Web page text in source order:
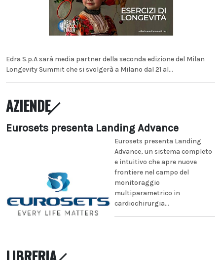
Edra S.p.A sarà media partner della seconda edizione del Milan
Longevity Summit che si svolgerà a Milano dal 21 al...
AZIENDE
Eurosets presenta Landing Advance
Eurosets presenta Landing
Advance, un sistema completo
e intuitivo che apre nuove
frontiere nel campo del
monitoraggio
multiparametrico in
cardiochirurgia...